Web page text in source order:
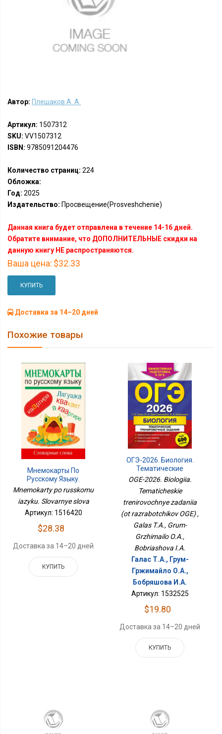
Автор: Плешаков А. А.
Артикул: 1507312
SKU: VV1507312
ISBN: 9785091204476
Количество страниц: 224
Обложка:
Год: 2025
Издательство: Просвещение(Prosveshchenie)
Данная книга будет отправлена в течение 14-16 дней.
Обратите внимание, что ДОПОЛНИТЕЛЬНЫЕ скидки на
данную книгу НЕ распространяются.
Ваша цена: $32.33
КУПИТЬ
Доставка за 14–20 дней
Похожие товары
Мнемокарты По
Русскому Языку.
Словарные Слова
Mnemokarty po russkomu
iazyku. Slovarnye slova
Артикул: 1516420
$28.38
Доставка за 14–20 дней
КУПИТЬ
ОГЭ-2026. Биология.
Тематические
Тренировочные
Задания (от
Разработчиков ОГЭ)
OGE-2026. Biologiia.
Tematicheskie
trenirovochnye zadaniia
(ot razrabotchikov OGE) ,
Galas T.A., Grum-
Grzhimailo O.A.,
Bobriashova I.A.
Галас Т.А., Грум-
Гржимайло О.А.,
Бобряшова И.А.
Артикул: 1532525
$19.80
Доставка за 14–20 дней
КУПИТЬ